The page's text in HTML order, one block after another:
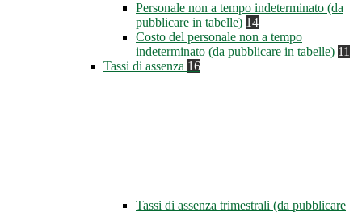
Personale non a tempo indeterminato (da
pubblicare in tabelle) 14
Costo del personale non a tempo
indeterminato (da pubblicare in tabelle) 11
Tassi di assenza 16
Tassi di assenza trimestrali (da pubblicare